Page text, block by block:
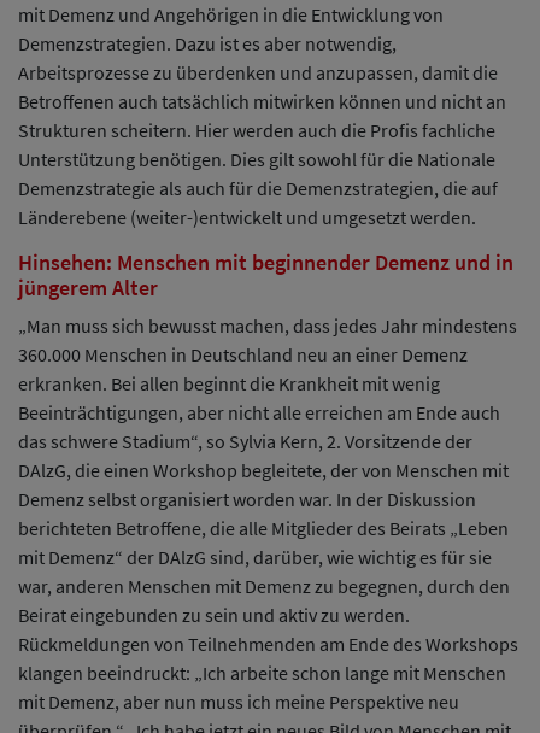
mit Demenz und Angehörigen in die Entwicklung von
Demenzstrategien. Dazu ist es aber notwendig,
Arbeitsprozesse zu überdenken und anzupassen, damit die
Betroffenen auch tatsächlich mitwirken können und nicht an
Strukturen scheitern. Hier werden auch die Profis fachliche
Unterstützung benötigen. Dies gilt sowohl für die Nationale
Demenzstrategie als auch für die Demenzstrategien, die auf
Länderebene (weiter-)entwickelt und umgesetzt werden.
Hinsehen: Menschen mit beginnender Demenz und in
jüngerem Alter
„Man muss sich bewusst machen, dass jedes Jahr mindestens
360.000 Menschen in Deutschland neu an einer Demenz
erkranken. Bei allen beginnt die Krankheit mit wenig
Beeinträchtigungen, aber nicht alle erreichen am Ende auch
das schwere Stadium“, so Sylvia Kern, 2. Vorsitzende der
DAlzG, die einen Workshop begleitete, der von Menschen mit
Demenz selbst organisiert worden war. In der Diskussion
berichteten Betroffene, die alle Mitglieder des Beirats „Leben
mit Demenz“ der DAlzG sind, darüber, wie wichtig es für sie
war, anderen Menschen mit Demenz zu begegnen, durch den
Beirat eingebunden zu sein und aktiv zu werden.
Rückmeldungen von Teilnehmenden am Ende des Workshops
klangen beeindruckt: „Ich arbeite schon lange mit Menschen
mit Demenz, aber nun muss ich meine Perspektive neu